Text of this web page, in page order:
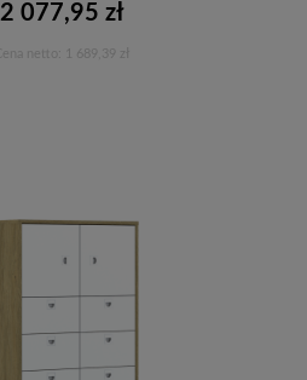
2 077,95 zł
1 689,39 zł